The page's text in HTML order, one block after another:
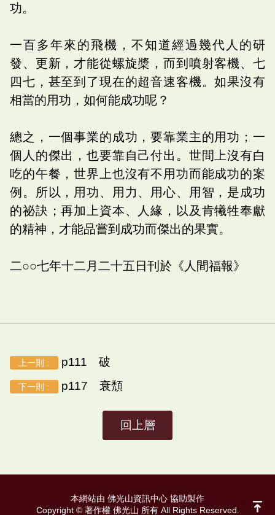
功。
一百多年來的飛機，不知道經過幾代人的研
發、更新，才能從螺旋槳，而到噴射客機、七
四七，甚至到了現在的超音速客機。如果沒有
相當的用功，如何能成功呢？
總之，一個事業的成功，要靠業主的用功；一
個人的傑出，也要靠自己付出。世間上沒有白
吃的午餐，世界上也沒有不用功而能成功的案
例。所以，用功、用力、用心、用智，是成功
的祕訣；再加上資本、人緣，以及肯犧牲奉獻
的精神，才能品嘗到成功而傑出的果實。
二○○七年十二月二十五日刊於《人間福報》
上一則 : p111 破
下一則 : p117 衰頹
回上層
本網站由 佛光山資訊中心 協助製作
Copyright © 著作權 佛光山 所有 All Rights Reserved.